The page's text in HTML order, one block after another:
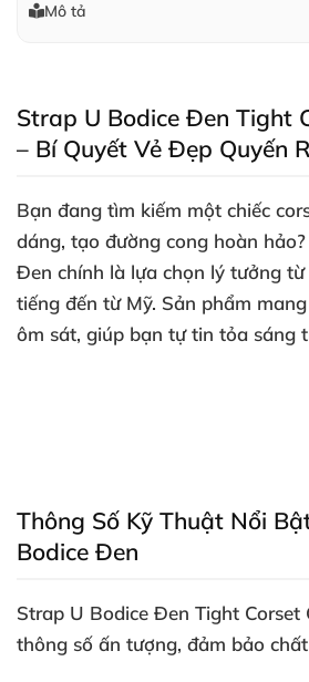
Mô tả
Strap U Bodice Đen Tight
– Bí Quyết Vẻ Đẹp Quyến
Bạn đang tìm kiếm một chiếc
dáng, tạo đường cong hoàn hảo?
Đen chính là lựa chọn lý tưởng
tiếng đến từ Mỹ. Sản phẩm
ôm sát, giúp bạn tự tin tỏa sáng
Thông Số Kỹ Thuật Nổi
Bodice Đen
Strap U Bodice Đen Tight Corset
thông số ấn tượng, đảm bảo